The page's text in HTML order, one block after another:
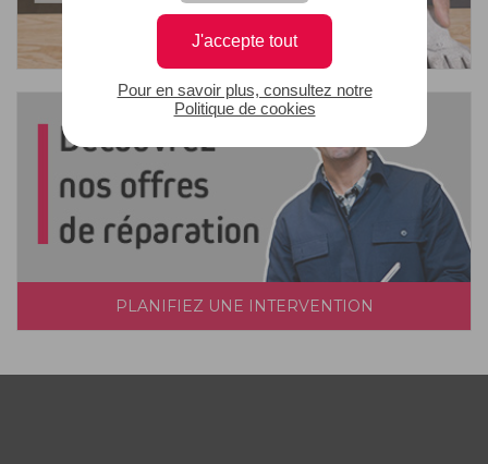
J'accepte tout
Pour en savoir plus, consultez notre
Politique de cookies
PLANIFIEZ UNE INTERVENTION